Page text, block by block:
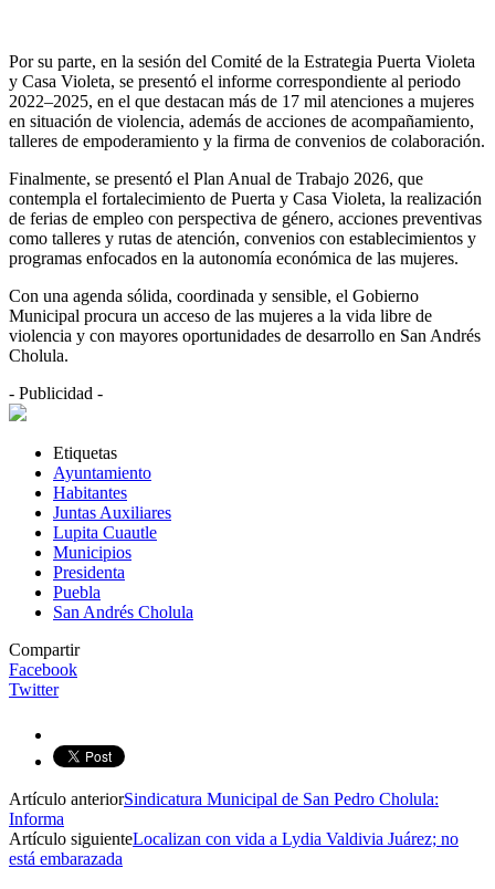
Por su parte, en la sesión del Comité de la Estrategia Puerta Violeta
y Casa Violeta, se presentó el informe correspondiente al periodo
2022–2025, en el que destacan más de 17 mil atenciones a mujeres
en situación de violencia, además de acciones de acompañamiento,
talleres de empoderamiento y la firma de convenios de colaboración.
Finalmente, se presentó el Plan Anual de Trabajo 2026, que
contempla el fortalecimiento de Puerta y Casa Violeta, la realización
de ferias de empleo con perspectiva de género, acciones preventivas
como talleres y rutas de atención, convenios con establecimientos y
programas enfocados en la autonomía económica de las mujeres.
Con una agenda sólida, coordinada y sensible, el Gobierno
Municipal procura un acceso de las mujeres a la vida libre de
violencia y con mayores oportunidades de desarrollo en San Andrés
Cholula.
- Publicidad -
Etiquetas
Ayuntamiento
Habitantes
Juntas Auxiliares
Lupita Cuautle
Municipios
Presidenta
Puebla
San Andrés Cholula
Compartir
Facebook
Twitter
Artículo anteriorSindicatura Municipal de San Pedro Cholula:
Informa
Artículo siguienteLocalizan con vida a Lydia Valdivia Juárez; no
está embarazada